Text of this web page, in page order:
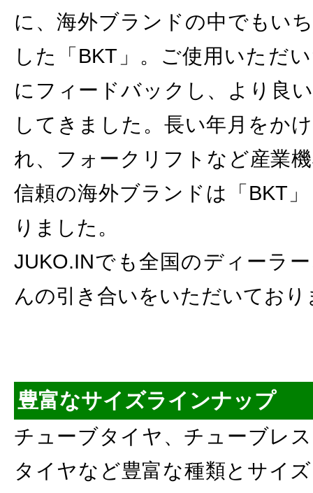
に、海外ブランドの中でもい
した「BKT」。ご使用いただ
にフィードバックし、より良
してきました。長い年月をか
れ、フォークリフトなど産業
信頼の海外ブランドは「BKT
りました。
JUKO.INでも全国のディーラ
んの引き合いをいただいており
豊富なサイズラインナップ
チューブタイヤ、チューブレ
タイヤなど豊富な種類とサイ